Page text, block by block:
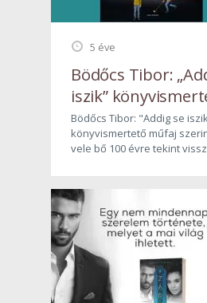
5 éve
Bödőcs Tibor:
iszik”
Bödőcs Tibor: "Addig se
könyvismertető műfaj
vele bő 100 évre tekint